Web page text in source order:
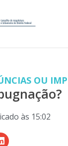
OU
às 15:02